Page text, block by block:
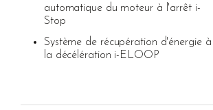
automatique du moteur à l'arrêt i-
Stop
Système de récupération d'énergie à
la décélération i-ELOOP